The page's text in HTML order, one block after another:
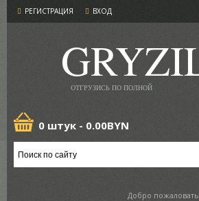
РЕГИСТРАЦИЯ ВХОД
ОТГРУЗИСЬ ПО ПОЛНОЙ
0 штук - 0.00BYN
Добро пожаловать